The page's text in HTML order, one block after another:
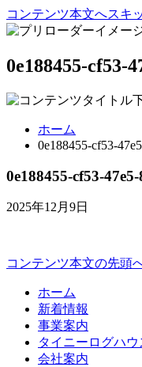
コンテンツ本文へスキ
0e188455-cf53-
ホーム
0e188455-cf53-
0e188455-cf53-
2025年12月9日
コンテンツ本文の先頭
ホーム
新着情報
事業案内
タイニーログハウ
会社案内